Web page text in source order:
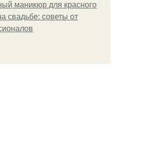
маникюр для красного
свадьбе: советы от